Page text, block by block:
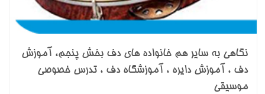
نگاهی به سایر هم خانواده های دف بخش پنجم، آموزش
دف ، آموزش دایره ، آموزشگاه دف ، تدرس خصوصی
موسیقی